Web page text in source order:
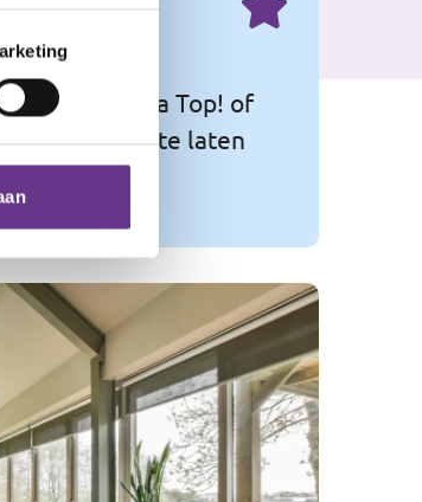
Philadelphia Top! of
uit zichzelf te laten